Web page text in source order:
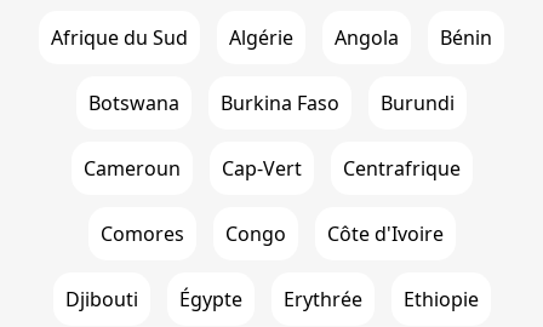
Afrique du Sud Algérie Angola Bénin
Botswana Burkina Faso Burundi
Cameroun Cap-Vert Centrafrique
Comores Congo Côte d'Ivoire
Djibouti Égypte Erythrée Ethiopie